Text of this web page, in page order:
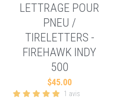
LETTRAGE POUR
PNEU /
TIRELETTERS -
FIREHAWK INDY
500
$45.00
1 avis